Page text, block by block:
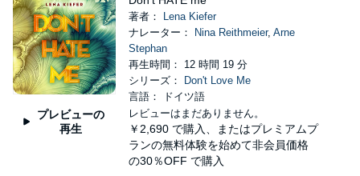
プレビューの
再生
著者：
Lena Kiefer
ナレーター：
Nina Reithmeier, Arne
Stephan
再生時間： 12 時間 19 分
シリーズ：
Don't Love Me
言語： ドイツ語
レビューはまだありません。
￥2,690 で購入、またはプレミアムプ
ランの無料体験を始めて非会員価格
の30％OFF で購入